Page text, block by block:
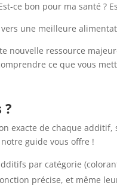
ce bon pour ma santé ?
une meilleure
nouvelle ressource
ce que vous
?
de chaque additif,
guide vous offre !
par catégorie
précise, et même